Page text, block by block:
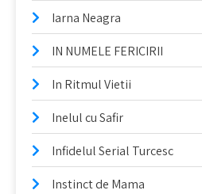
Iarna Neagra
IN NUMELE FERICIRII
In Ritmul Vietii
Inelul cu Safir
Infidelul Serial Turcesc
Instinct de Mama